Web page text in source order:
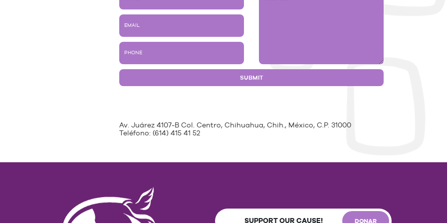
Av. Juárez 4107-B Col. Centro, Chihuahua, Chih., México, C.P. 31000
Teléfono: (614) 415 41 52
SUPPORT OUR CAUSE! DONAR